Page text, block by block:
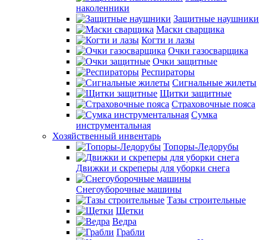
наколенники
Защитные наушники
Маски сварщика
Когти и лазы
Очки газосварщика
Очки защитные
Респираторы
Сигнальные жилеты
Щитки защитные
Страховочные пояса
Сумка
инструментальная
Хозяйственный инвентарь
Топоры-Ледорубы
Движки и скреперы для уборки снега
Снегоуборочные машины
Тазы строительные
Щетки
Ведра
Грабли